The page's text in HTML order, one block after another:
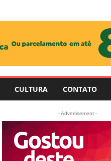
CULTURA CONTATO
- Advertisement -